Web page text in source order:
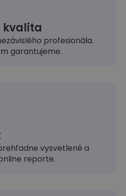
kvalita
profesionála.
garantujeme.
vysvetlené a
reporte.